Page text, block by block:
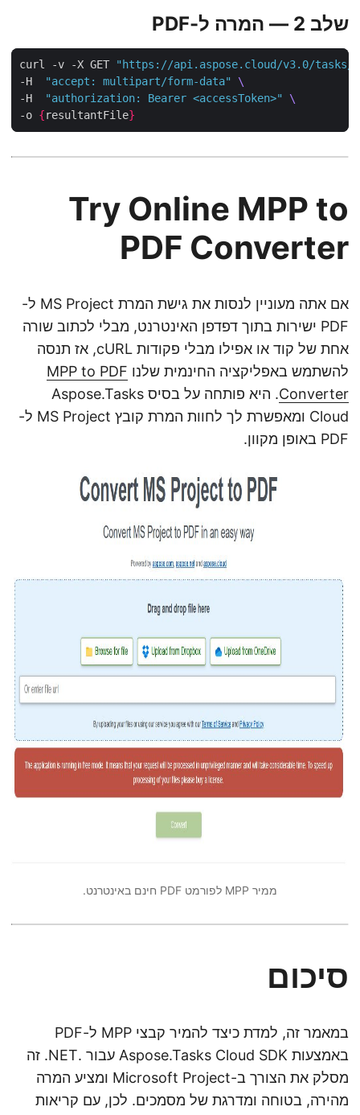
שלב 2 — המרה ל-PDF
curl -v -X GET "https://api.aspose.cloud/v3.0/tasks/
-H "accept: multipart/form-data"
-H "authorization: Bearer <accessToken>"
-o {resultantFile
Try Online MPP to
PDF Converter
אם אתה מעוניין לנסות את גישת המרת MS Project ל-
PDF ישירות בתוך דפדפן האינטרנט, מבלי לכתוב שורה
אחת של קוד או אפילו מבלי פקודות cURL, אז תנסה
להשתמש באפליקציה החינמית שלנוMPP to PDF
Converter
. היא פותחה על בסיס Aspose.Tasks
Cloud ומאפשרת לך לחוות המרת קובץ MS Project ל-
PDF באופן מקוון.
ממיר MPP לפורמט PDF חינם באינטרנט.
סיכום
במאמר זה, למדת כיצד להמיר קבצי MPP ל-PDF
באמצעות Aspose.Tasks Cloud SDK עבור .NET. זה
מסלק את הצורך ב-Microsoft Project ומציע המרה
מהירה, בטוחה ומדרגת של מסמכים. לכן, עם קריאות